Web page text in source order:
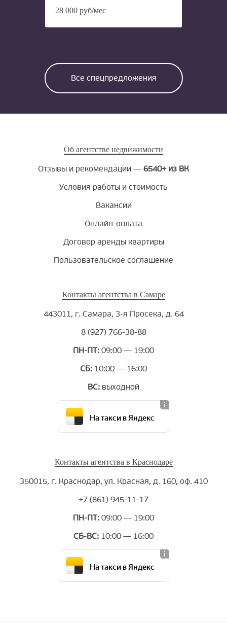
28 000 руб/мес
Все спецпредложения
Об агентстве недвижимости
Отзывы и рекомендации — 6540+ из ВК
Условия работы и стоимость
Вакансии
Онлайн-оплата
Договор аренды квартиры
Пользовательское соглашение
Контакты агентства в Самаре
443011, г. Самара, 3-я Просека, д. 64
8 (927) 766-38-88
ПН-ПТ: 09:00 — 19:00
СБ: 10:00 — 16:00
ВС: выходной
На такси в Яндекс
Контакты агентства в Краснодаре
350015, г. Краснодар, ул. Красная, д. 160, оф. 410
+7 (861) 945-11-17
ПН-ПТ: 09:00 — 19:00
СБ-ВС: 10:00 — 16:00
На такси в Яндекс